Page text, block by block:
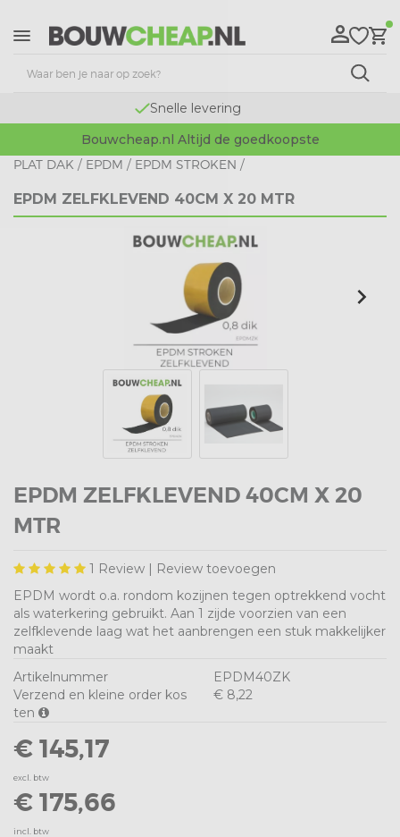
Snelle levering
Bouwcheap.nl Altijd de goedkoopste
PLAT DAK / EPDM / EPDM STROKEN /
EPDM ZELFKLEVEND 40CM X 20 MTR
EPDM ZELFKLEVEND 40CM X 20
MTR
1 Review | Review toevoegen
EPDM wordt o.a. rondom kozijnen tegen optrekkend vocht
als waterkering gebruikt. Aan 1 zijde voorzien van een
zelfklevende laag wat het aanbrengen een stuk makkelijker
maakt
Artikelnummer
EPDM40ZK
Verzend en kleine order kos
ten
€ 8,22
€ 145,17
excl. btw
€ 175,66
incl. btw